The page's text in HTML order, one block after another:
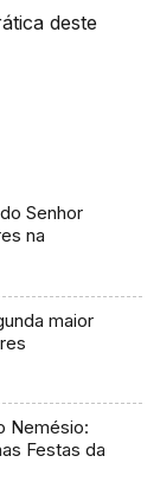
deste
Senhor
na
maior
Nemésio:
Festas da